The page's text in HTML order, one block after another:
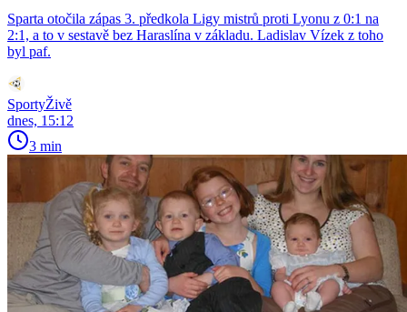
Sparta otočila zápas 3. předkola Ligy mistrů proti Lyonu z 0:1 na
2:1, a to v sestavě bez Haraslína v základu. Ladislav Vízek z toho
byl paf.
SportyŽivě
dnes, 15:12
3 min